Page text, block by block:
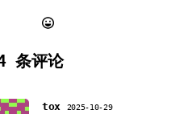
条评论
tox 2025-10-29